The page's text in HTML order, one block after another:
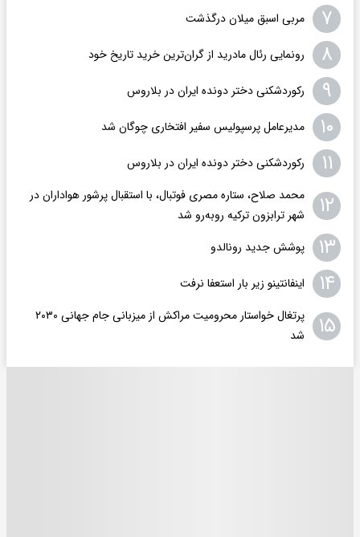
۷ مربی اسبق میلان درگذشت
۸ رونمایی رئال مادرید از گران‌ترین خرید تاریخ خود
۹ رکوردشکنی دختر دونده ایران در بلاروس
۱۰ مدیرعامل پرسپولیس سفیر افتخاری چوگان شد
۱۱ رکوردشکنی دختر دونده ایران در بلاروس
۱۲
محمد صلاح، ستاره مصری فوتبال، با استقبال پرشور هواداران در
شهر ترابزون ترکیه روبه‌رو شد
۱۳ پوشش جدید رونالدو
۱۴ اینفانتینو زیر بار استعفا نرفت
۱۵
پرتغال خواستار محرومیت مراکش از میزبانی جام جهانی ۲۰۳۰
شد